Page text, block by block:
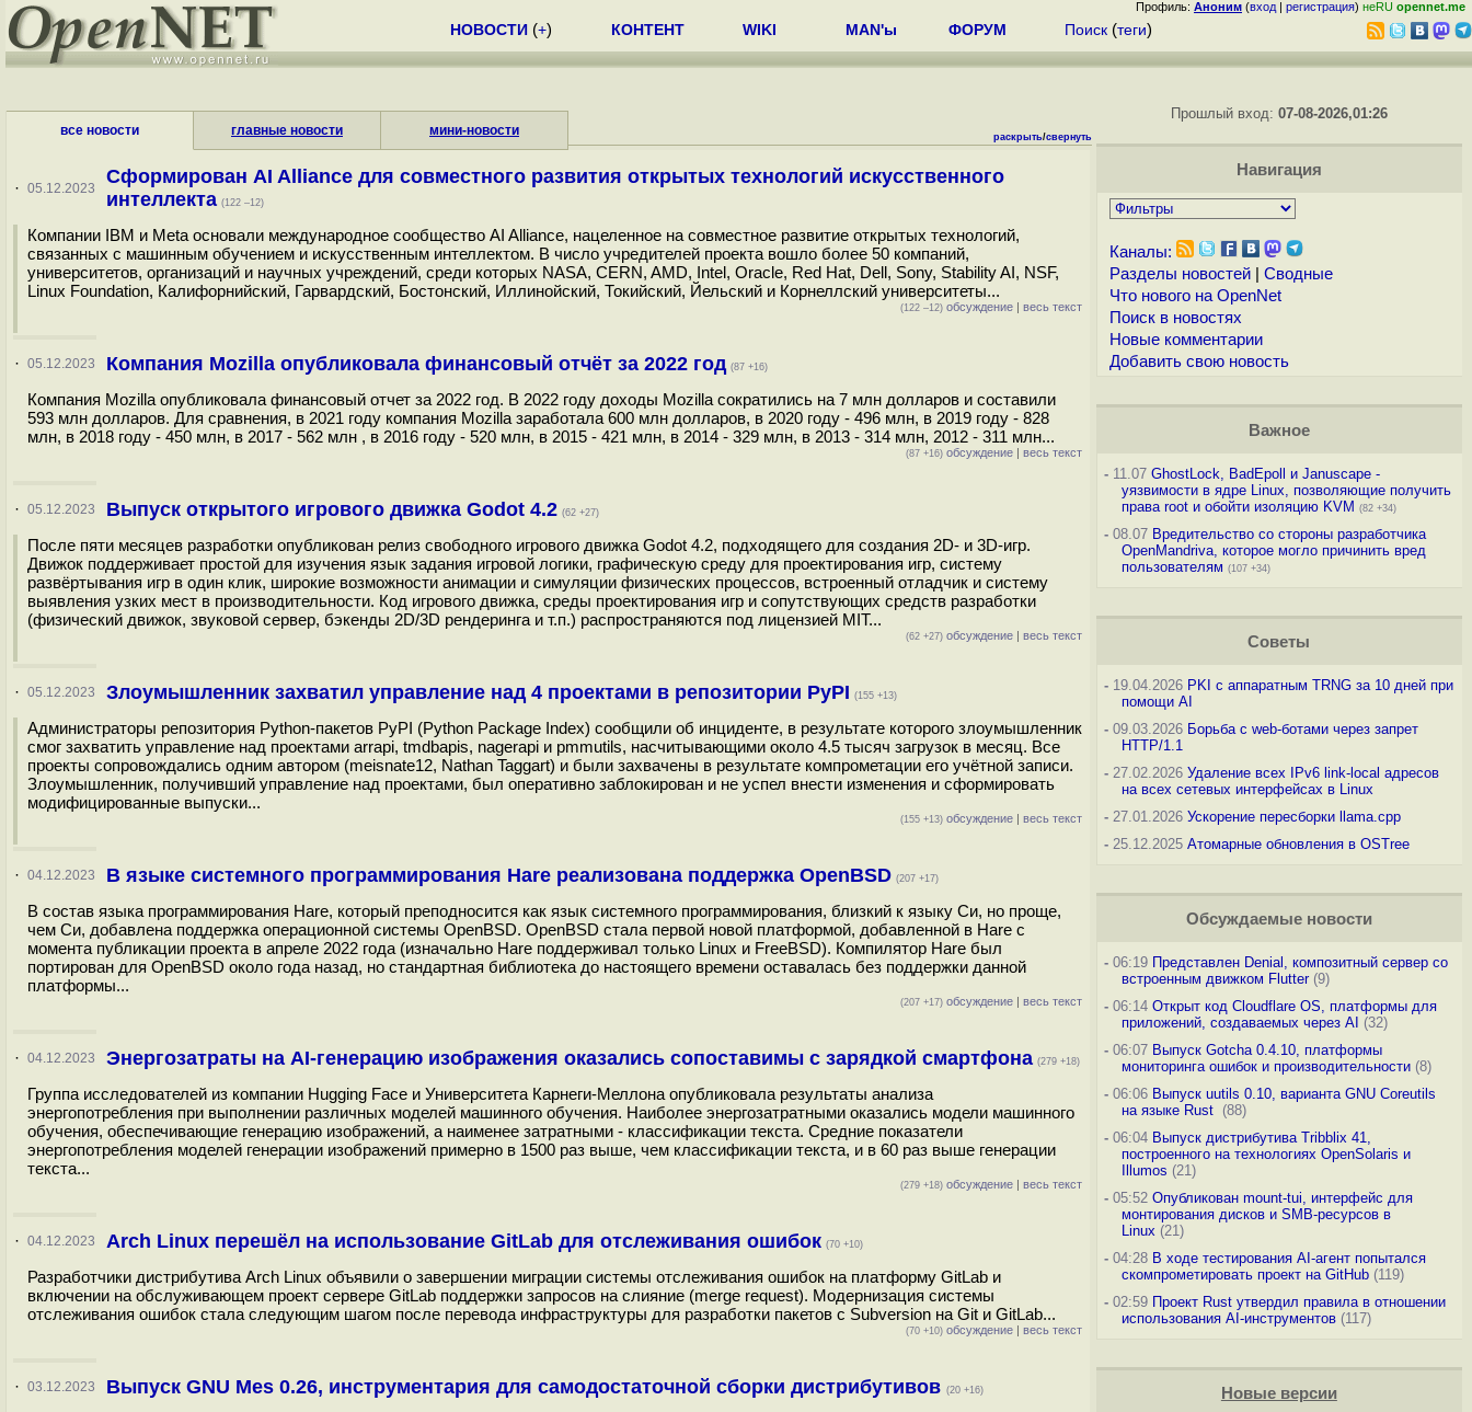
Профиль: Аноним (вход | регистрация) неRU opennet.me
НОВОСТИ (+) КОНТЕНТ WIKI MAN'ы ФОРУМ Поиск (теги)
все новости главные новости мини-новости раскрыть/свернуть
· 05.12.2023
Сформирован AI Alliance для совместного развития открытых технологий искусственного
интеллекта (122 –12)
Компании IBM и Meta основали международное сообщество AI Alliance, нацеленное на совместное развитие открытых технологий,
связанных с машинным обучением и искусственным интеллектом. В число учредителей проекта вошло более 50 компаний,
университетов, организаций и научных учреждений, среди которых NASA, CERN, AMD, Intel, Oracle, Red Hat, Dell, Sony, Stability AI, NSF,
Linux Foundation, Калифорнийский, Гарвардский, Бостонский, Иллинойский, Токийский, Йельский и Корнеллский университеты...
(122 –12) обсуждение | весь текст
· 05.12.2023 Компания Mozilla опубликовала финансовый отчёт за 2022 год (87 +16)
Компания Mozilla опубликовала финансовый отчет за 2022 год. В 2022 году доходы Mozilla сократились на 7 млн долларов и составили
593 млн долларов. Для сравнения, в 2021 году компания Mozilla заработала 600 млн долларов, в 2020 году - 496 млн, в 2019 году - 828
млн, в 2018 году - 450 млн, в 2017 - 562 млн , в 2016 году - 520 млн, в 2015 - 421 млн, в 2014 - 329 млн, в 2013 - 314 млн, 2012 - 311 млн...
(87 +16) обсуждение | весь текст
· 05.12.2023 Выпуск открытого игрового движка Godot 4.2 (62 +27)
После пяти месяцев разработки опубликован релиз свободного игрового движка Godot 4.2, подходящего для создания 2D- и 3D-игр.
Движок поддерживает простой для изучения язык задания игровой логики, графическую среду для проектирования игр, систему
развёртывания игр в один клик, широкие возможности анимации и симуляции физических процессов, встроенный отладчик и систему
выявления узких мест в производительности. Код игрового движка, среды проектирования игр и сопутствующих средств разработки
(физический движок, звуковой сервер, бэкенды 2D/3D рендеринга и т.п.) распространяются под лицензией MIT...
(62 +27) обсуждение | весь текст
· 05.12.2023 Злоумышленник захватил управление над 4 проектами в репозитории PyPI (155 +13)
Администраторы репозитория Python-пакетов PyPI (Python Package Index) сообщили об инциденте, в результате которого злоумышленник
смог захватить управление над проектами arrapi, tmdbapis, nagerapi и pmmutils, насчитывающими около 4.5 тысяч загрузок в месяц. Все
проекты сопровождались одним автором (meisnate12, Nathan Taggart) и были захвачены в результате компрометации его учётной записи.
Злоумышленник, получивший управление над проектами, был оперативно заблокирован и не успел внести изменения и сформировать
модифицированные выпуски...
(155 +13) обсуждение | весь текст
· 04.12.2023 В языке системного программирования Hare реализована поддержка OpenBSD (207 +17)
В состав языка программирования Hare, который преподносится как язык системного программирования, близкий к языку Си, но проще,
чем Си, добавлена поддержка операционной системы OpenBSD. OpenBSD стала первой новой платформой, добавленной в Hare с
момента публикации проекта в апреле 2022 года (изначально Hare поддерживал только Linux и FreeBSD). Компилятор Hare был
портирован для OpenBSD около года назад, но стандартная библиотека до настоящего времени оставалась без поддержки данной
платформы...
(207 +17) обсуждение | весь текст
· 04.12.2023 Энергозатраты на AI-генерацию изображения оказались сопоставимы с зарядкой смартфона (279 +18)
Группа исследователей из компании Hugging Face и Университета Карнеги-Меллона опубликовала результаты анализа
энергопотребления при выполнении различных моделей машинного обучения. Наиболее энергозатратными оказались модели машинного
обучения, обеспечивающие генерацию изображений, а наименее затратными - классификации текста. Средние показатели
энергопотребления моделей генерации изображений примерно в 1500 раз выше, чем классификации текста, и в 60 раз выше генерации
текста...
(279 +18) обсуждение | весь текст
· 04.12.2023 Arch Linux перешёл на использование GitLab для отслеживания ошибок (70 +10)
Разработчики дистрибутива Arch Linux объявили о завершении миграции системы отслеживания ошибок на платформу GitLab и
включении на обслуживающем проект сервере GitLab поддержки запросов на слияние (merge request). Модернизация системы
отслеживания ошибок стала следующим шагом после перевода инфраструктуры для разработки пакетов с Subversion на Git и GitLab...
(70 +10) обсуждение | весь текст
· 03.12.2023 Выпуск GNU Mes 0.26, инструментария для самодостаточной сборки дистрибутивов (20 +16)
Прошлый вход:07-08-2026,01:26
Навигация
Каналы:
Разделы новостей| Сводные
Что нового на OpenNet
Поиск в новостях
Новые комментарии
Добавить свою новость
Важное
-11.07 GhostLock, BadEpoll и Januscape -
уязвимости в ядре Linux, позволяющие получить
права root и обойти изоляцию KVM (82 +34)
-08.07 Вредительство со стороны разработчика
OpenMandriva, которое могло причинить вред
пользователям (107 +34)
Советы
-19.04.2026 PKI с аппаратным TRNG за 10 дней при
помощи AI
-09.03.2026 Борьба с web-ботами через запрет
HTTP/1.1
-27.02.2026 Удаление всех IPv6 link-local адресов
на всех сетевых интерфейсах в Linux
-27.01.2026 Ускорение пересборки llama.cpp
-25.12.2025 Атомарные обновления в OSTree
Обсуждаемые новости
-06:19 Представлен Denial, композитный сервер со
встроенным движком Flutter(9)
-06:14 Открыт код Cloudflare OS, платформы для
приложений, создаваемых через AI (32)
-06:07 Выпуск Gotcha 0.4.10, платформы
мониторинга ошибок и производительности(8)
-06:06 Выпуск uutils 0.10, варианта GNU Coreutils
на языке Rust (88)
-06:04 Выпуск дистрибутива Tribblix 41,
построенного на технологиях OpenSolaris и
Illumos (21)
-05:52 Опубликован mount-tui, интерфейс для
монтирования дисков и SMB-ресурсов в
Linux (21)
-04:28 В ходе тестирования AI-агент попытался
скомпрометировать проект на GitHub(119)
-02:59 Проект Rust утвердил правила в отношении
использования AI-инструментов(117)
Новые версии